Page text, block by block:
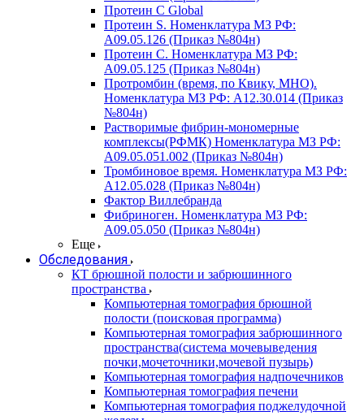
Протеин C Global
Протеин S. Номенклатура МЗ РФ:
A09.05.126 (Приказ №804н)
Протеин С. Номенклатура МЗ РФ:
A09.05.125 (Приказ №804н)
Протромбин (время, по Квику, МНО).
Номенклатура МЗ РФ: A12.30.014 (Приказ
№804н)
Растворимые фибрин-мономерные
комплексы(РФМК) Номенклатура МЗ РФ:
A09.05.051.002 (Приказ №804н)
Тромбиновое время. Номенклатура МЗ РФ:
A12.05.028 (Приказ №804н)
Фактор Виллебранда
Фибриноген. Номенклатура МЗ РФ:
A09.05.050 (Приказ №804н)
Еще
Обследования
КТ брюшной полости и забрюшинного
пространства
Компьютерная томография брюшной
полости (поисковая программа)
Компьютерная томография забрюшинного
пространства(система мочевыведения
почки,мочеточники,мочевой пузырь)
Компьютерная томография надпочечников
Компьютерная томография печени
Компьютерная томография поджелудочной